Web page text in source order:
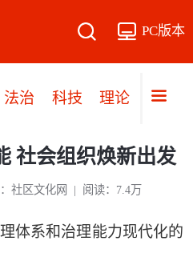
PC版本
法治 科技 理论 党建
社会组织焕新出发
社区文化网 | 阅读：7.4万
体系和治理能力现代化的